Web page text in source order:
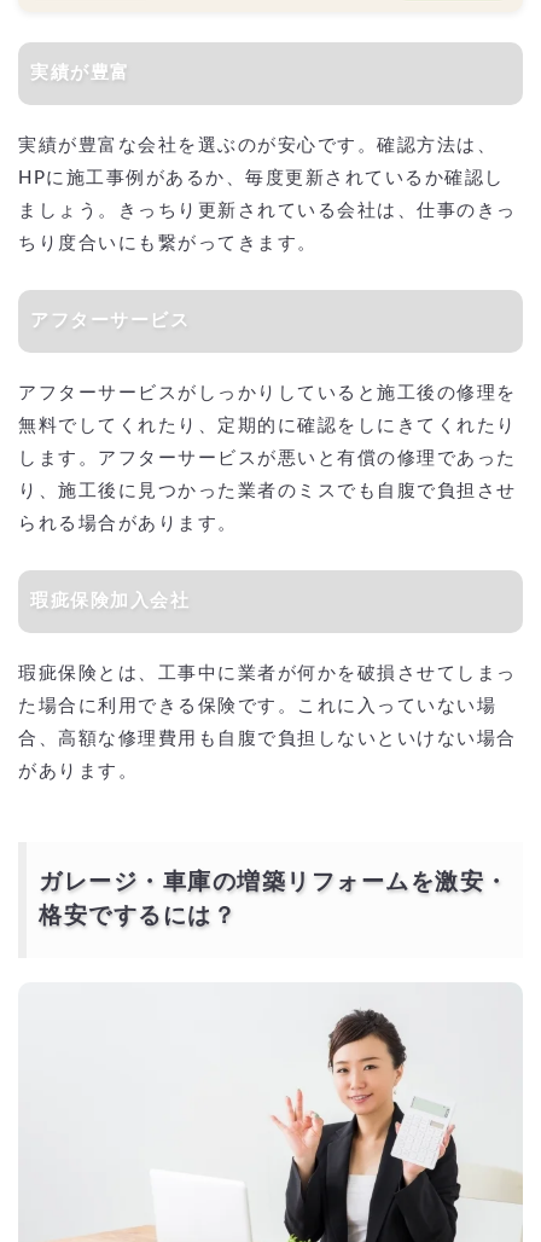
実績が豊富
実績が豊富な会社を選ぶのが安心です。確認方法は、
HPに施工事例があるか、毎度更新されているか確認し
ましょう。きっちり更新されている会社は、仕事のきっ
ちり度合いにも繋がってきます。
アフターサービス
アフターサービスがしっかりしていると施工後の修理を
無料でしてくれたり、定期的に確認をしにきてくれたり
します。アフターサービスが悪いと有償の修理であった
り、施工後に見つかった業者のミスでも自腹で負担させ
られる場合があります。
瑕疵保険加入会社
瑕疵保険とは、工事中に業者が何かを破損させてしまっ
た場合に利用できる保険です。これに入っていない場
合、高額な修理費用も自腹で負担しないといけない場合
があります。
ガレージ・車庫の増築リフォームを激安・
格安でするには？